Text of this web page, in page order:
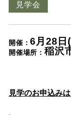
注文住宅
Nat's 提案型住
re:tsumugi マ
不動産/土地・物
見学会
開催：6月28日
開催場所： 稲沢
見学のお申込み